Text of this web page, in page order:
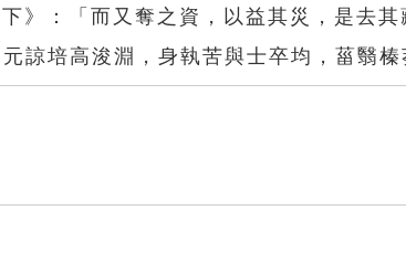
》：「而又奪之資，以益其災，是去
諒培高浚淵，身執苦與士卒均，菑翳榛